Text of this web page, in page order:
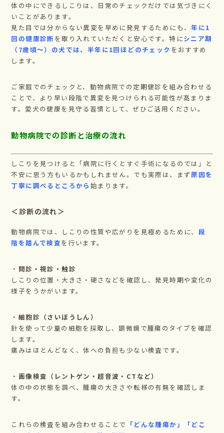
体の中にできるしこりは、日常のチェックだけでは気づきにく
いことがあります。
見た目では分からない異変を早めに発見するためにも、年に1
回の健康診断 を取り入れていただくと安心です。特にシニア期
（7歳頃〜）の犬では、半年に1回ほどのチェック をおすすめ
します。
ご家庭でのチェックと、動物病院での定期健診を組み合わせる
ことで、より早い段階で異変を見つけられる可能性が高まりま
す。愛犬の健康を見守る習慣として、ぜひご活用ください。
動物病院での診断と治療の流れ
しこりを見つけると「病院に行くとすぐ手術になるのでは」と
不安に思う方もいるかもしれません。でも実際は、まず原因を
丁寧に調べるところから 始まります。
＜診断の流れ＞
動物病院では、しこりの性質や広がりを見極めるために、 段
階を踏んで検査を行います。
・ 問診・視診・触診
しこりの位置・大きさ・硬さなどを確認し、発見時期や変化の
様子をうかがいます。
・ 細胞診（さいぼうしん）
針を使って少量の細胞を採取し、顕微鏡で腫瘍のタイプを確認
します。
痛みはほとんどなく、体への負担も少ない検査です。
・ 画像検査（レントゲン・超音波・CTなど）
体の中の状態を調べ、腫瘍の大きさや転移の有無を確認しま
す。
これらの検査を組み合わせることで 「どんな腫瘍か」「どこ